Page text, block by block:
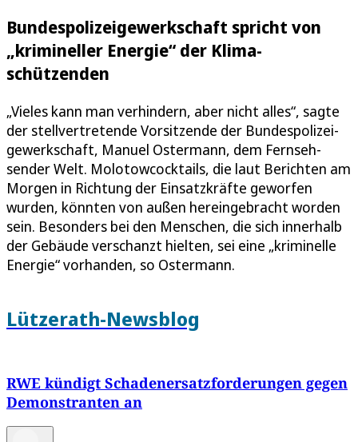
Bundespolizeigewerkschaft spricht von
„krimineller Energie“ der Klima­
schützenden
„Vieles kann man verhindern, aber nicht alles“, sagte
der stellvertretende Vorsitzende der Bundes­polizei­
gewerkschaft, Manuel Ostermann, dem Fern­seh­
sender Welt. Molotowcocktails, die laut Berichten am
Morgen in Richtung der Einsatzkräfte geworfen
wurden, könnten von außen hereingebracht worden
sein. Besonders bei den Menschen, die sich innerhalb
der Gebäude verschanzt hielten, sei eine „kriminelle
Energie“ vorhanden, so Ostermann.
Lützerath-Newsblog
RWE kündigt Schadenersatzforderungen gegen
Demonstranten an